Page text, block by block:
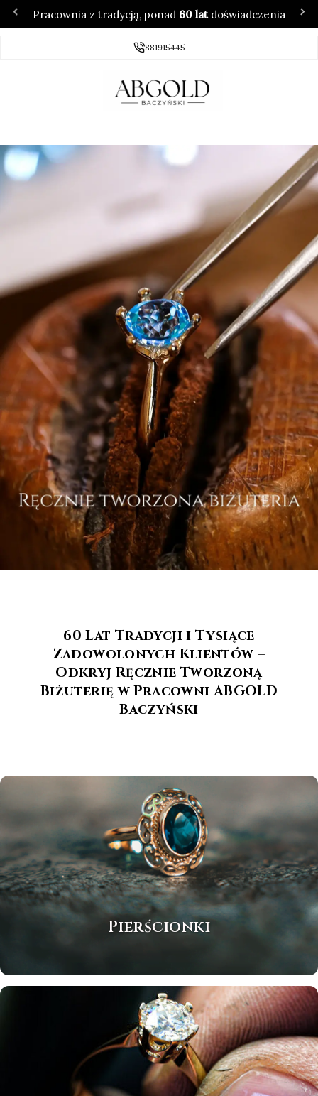
Pracownia z tradycją, ponad 60 latdoświadczenia
881915445
60 Lat Tradycji i Tysiące
Zadowolonych Klientów –
Odkryj Ręcznie Tworzoną
Biżuterię w Pracowni ABGOLD
Baczyński
Pierścionki